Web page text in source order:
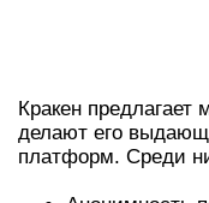
Кракен
делают его
платформ. Среди